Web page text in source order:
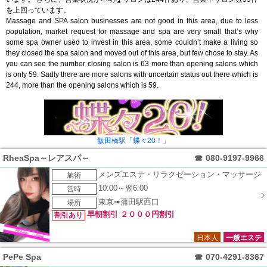
を上回っています。
Massage and SPA salon businesses are not good in this area, due to less
population, market request for massage and spa are very small that’s why
some spa owner used to invest in this area, some couldn’t make a living so
they closed the spa salon and moved out of this area, but few chose to stay. As
you can see the number closing salon is 63 more than opening salons which
is only 59. Sadly there are more salons with uncertain status out there which is
244, more than the opening salons which is 59.
飯田橋駅「蝶々20！」
RheaSpa～レアスパ～ ☎ 080-9197-9966
施術
メンズエステ・リラクゼーション・マッサージ
営時
10:00～翌6:00
場所
東京➠蒲田駅西口
割引あり
早朝割引 ２０００円割引
一般エステ
日本人
PePe Spa ☎ 070-4291-8367